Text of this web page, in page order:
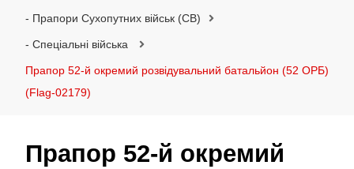
- Прапори Сухопутних військ (СВ)
- Спеціальні війська
Прапор 52-й окремий розвідувальний батальйон (52 ОРБ)
(Flag-02179)
Прапор 52-й окремий